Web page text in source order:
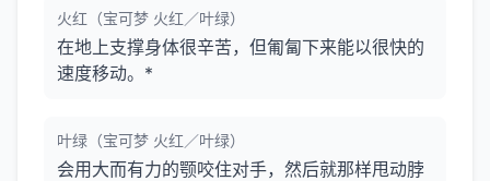
火红（宝可梦 火红／叶绿）
在地上支撑身体很辛苦，但匍匐下来能以很快的
速度移动。*
叶绿（宝可梦 火红／叶绿）
会用大而有力的颚咬住对手，然后就那样甩动脖